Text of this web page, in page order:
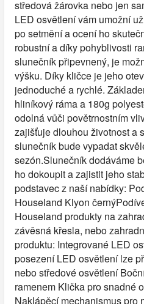
středová žárovka nebo jen
LED osvětlení vám umožní
po setmění a ocení ho
robustní a díky pohyblivosti
slunečník připevnený, je
výšku. Díky kličce je jeho
jednoduché a rychlé.
hliníkový ráma a 180g
odolná vůči povětrnostním
zajišťuje dlouhou životnost a
slunečník bude vypadat
sezón.Slunečník dodáváme
ho dokoupit a zajistit jeho
podstavec z naší nabídky:
Houseland Klyon
Houseland produkty na
závěsná křesla, nebo
produktu: Integrované LED
posezení LED osvětlení lze
nebo středové osvětlení
ramenem Klička pro snadné
Naklápěcí mechanismus pro